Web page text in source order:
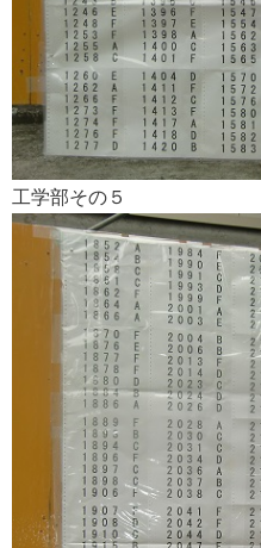
工学部その５